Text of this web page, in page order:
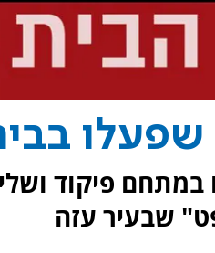
במתחם פיקוד
שבעיר עזה